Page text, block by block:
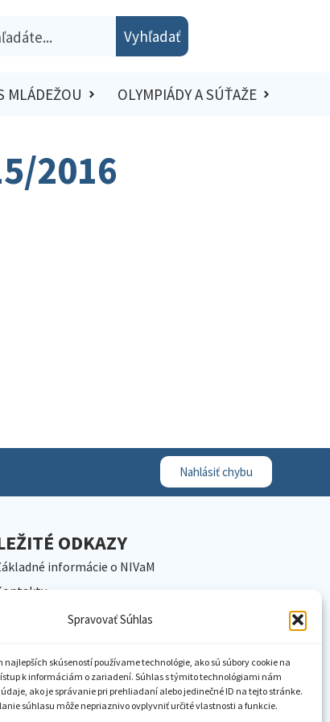
Spravovať Súhlas
najlepších skúseností používame technológie, ako sú súbory cookie na
k informáciám o zariadení. Súhlas s týmito technológiami nám
ako je správanie pri prehliadaní alebo jedinečné ID na tejto stránke.
súhlasu môže nepriaznivo ovplyvniť určité vlastnosti a funkcie.
Vyhľadať
MLÁDEŽOU OLYMPIÁDY A SÚŤAŽE
2016
Nahlásiť chybu
ODKAZY
informácie o NIVaM
NIVaM
inštitúcie